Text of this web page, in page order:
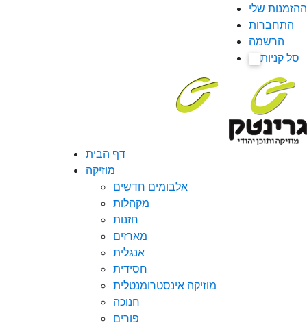
ההזמנות שלי
התחברות
הרשמה
סל קניות
דף הבית
מוזיקה
אלבומים חדשים
מקהלות
חזנות
מארזים
אנגלית
חסידית
מוזיקה אינסטרומנטלית
חנוכה
פורים